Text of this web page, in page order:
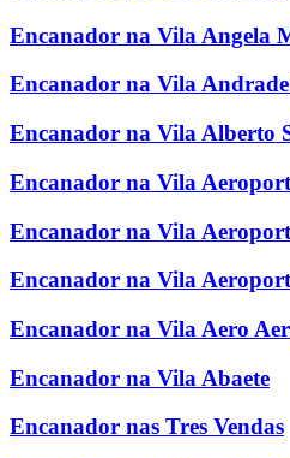
Encanador na Vila Angela
Encanador na Vila Andrade
Encanador na Vila Alberto
Encanador na Vila
Encanador na Vila
Encanador na Vila
Encanador na Vila Aero
Encanador na Vila Abaete
Encanador nas Tres Vendas